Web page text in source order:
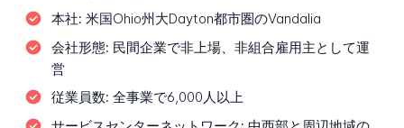
本社: 米国Ohio州大Dayton都市圏のVandalia
会社形態: 民間企業で非上場、非組合雇用主として運
営
従業員数: 全事業で6,000人以上